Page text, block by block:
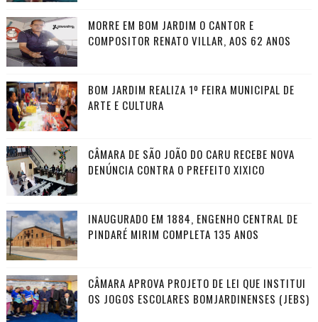
MORRE EM BOM JARDIM O CANTOR E
COMPOSITOR RENATO VILLAR, AOS 62 ANOS
BOM JARDIM REALIZA 1º FEIRA MUNICIPAL DE
ARTE E CULTURA
CÂMARA DE SÃO JOÃO DO CARU RECEBE NOVA
DENÚNCIA CONTRA O PREFEITO XIXICO
INAUGURADO EM 1884, ENGENHO CENTRAL DE
PINDARÉ MIRIM COMPLETA 135 ANOS
CÂMARA APROVA PROJETO DE LEI QUE INSTITUI
OS JOGOS ESCOLARES BOMJARDINENSES (JEBS)